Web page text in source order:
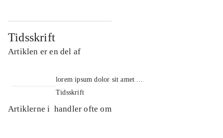
Tidsskrift
Artiklen er en del af
lorem ipsum dolor sit amet ...
Tidsskrift
Artiklerne i handler ofte om